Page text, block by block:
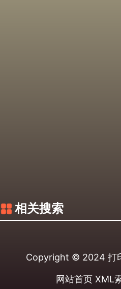
相关搜索
Copyright © 2024 打
网站首页 XML